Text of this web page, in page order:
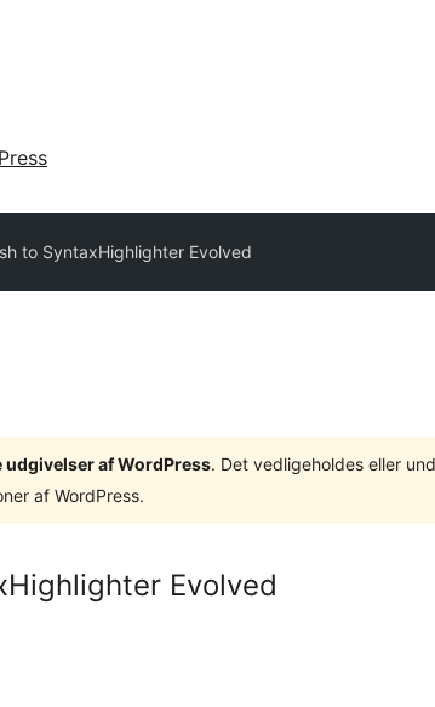
to SyntaxHighlighter Evolved
udgivelser af WordPress. Det vedligeholdes eller
af WordPress.
Evolved